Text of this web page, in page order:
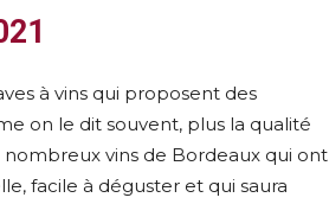
à vins qui proposent des
on le dit souvent, plus la qualité
nombreux vins de Bordeaux qui ont
facile à déguster et qui saura